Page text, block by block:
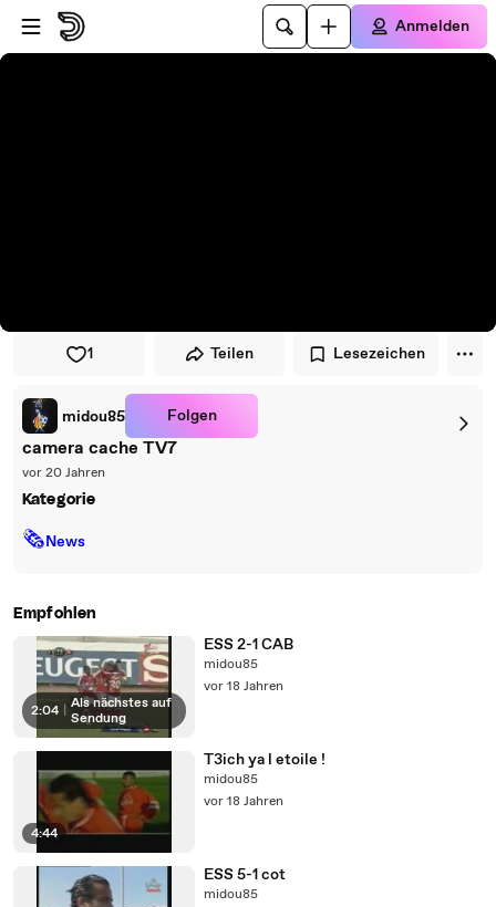
Zum Player springen
Zum Hauptinhalt springen
Anmelden
1 Teilen Lesezeichen
midou85 Folgen
camera cache TV7
vor 20 Jahren
Kategorie
🗞News
Empfohlen
2:04
Als nächstes auf
Sendung
ESS 2-1 CAB
midou85
vor 18 Jahren
4:44
T3ich ya l etoile !
midou85
vor 18 Jahren
ESS 5-1 cot
midou85